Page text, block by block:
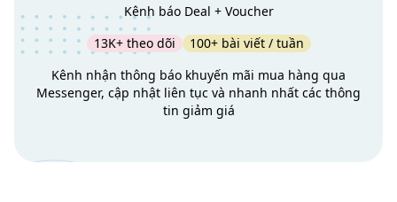
Kênh báo Deal + Voucher
13K+ theo dõi
100+ bài viết / tuần
Kênh nhận thông báo khuyến mãi mua hàng qua
Messenger, cập nhật liên tục và nhanh nhất các thông
tin giảm giá